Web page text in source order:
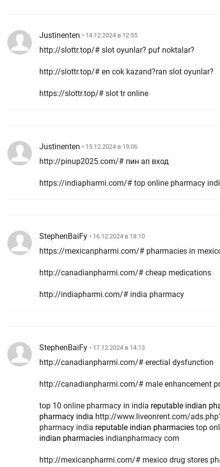
Justinenten • 14.12.2024 в 12:55
http://slottr.top/# slot oyunlar? puf noktalar?
http://slottr.top/# en cok kazand?ran slot oyunlar?
https://slottr.top/# slot tr online
Justinenten • 15.12.2024 в 19:06
http://pinup2025.com/# пин ап вход
https://indiapharmi.com/# top online pharmacy
StephenBaiFy • 16.12.2024 в 18:10
https://mexicanpharmi.com/# pharmacies in
http://canadianpharmi.com/# cheap medications
http://indiapharmi.com/# india pharmacy
StephenBaiFy • 17.12.2024 в 14:13
http://canadianpharmi.com/# erectial dysfunction
http://canadianpharmi.com/# male enhancement
top 10 online pharmacy in india reputable indian
pharmacy india
pharmacy india reputable indian pharmacies top
indian pharmacies indianpharmacy com
http://mexicanpharmi.com/# mexico drug stores